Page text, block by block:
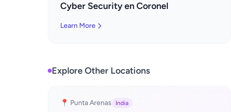
Cyber Security en Coronel
Learn More
Explore Other Locations
📍 Punta Arenas
India